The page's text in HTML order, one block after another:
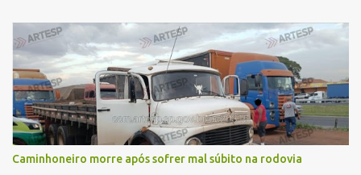
Caminhoneiro morre após sofrer mal súbito na rodovia